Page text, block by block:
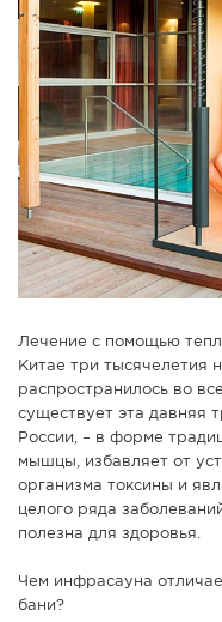
СПРАВКА
КАМЕРЫ
КОНКУРСЫ
СТАТЬИ
ФОТО
Лечение с помощью
Китае три тысячелетия
распространилось во
существует эта давняя
России, – в форме
мышцы, избавляет от
организма токсины и
целого ряда
полезна для здоровья.
Чем инфрасауна
бани?